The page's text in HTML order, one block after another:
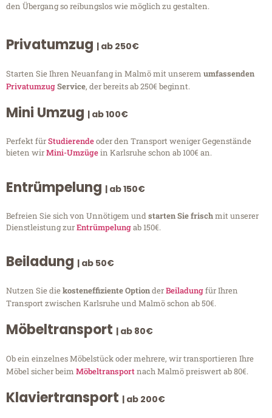
den Übergang so reibungslos wie möglich zu gestalten.
Privatumzug | ab 250€
Starten Sie Ihren Neuanfang in Malmö mit unserem umfassenden
PrivatumzugService, der bereits ab 250€ beginnt.
Mini Umzug | ab 100€
Perfekt fürStudierendeoder den Transport weniger Gegenstände
bieten wirMini-Umzügein Karlsruhe schon ab 100€ an.
Entrümpelung | ab 150€
Befreien Sie sich von Unnötigem undstarten Sie frischmit unserer
Dienstleistung zurEntrümpelungab 150€.
Beiladung | ab 50€
Nutzen Sie diekosteneffiziente OptionderBeiladungfür Ihren
Transport zwischen Karlsruhe und Malmö schon ab 50€.
Möbeltransport | ab 80€
Ob ein einzelnes Möbelstück oder mehrere, wir transportieren Ihre
Möbel sicher beim Möbeltransportnach Malmö preiswert ab 80€.
Klaviertransport | ab 200€